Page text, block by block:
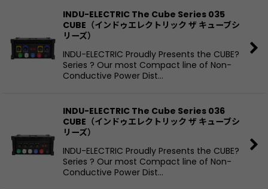
INDU-ELECTRIC The Cube Series 035
CUBE（インドゥエレクトリック ザ キューブシ
リーズ）
INDU-ELECTRIC Proudly Presents the CUBE?
Series ? Our most Compact line of Non-
Conductive Power Dist…
INDU-ELECTRIC The Cube Series 036
CUBE（インドゥエレクトリック ザ キューブシ
リーズ）
INDU-ELECTRIC Proudly Presents the CUBE?
Series ? Our most Compact line of Non-
Conductive Power Dist…